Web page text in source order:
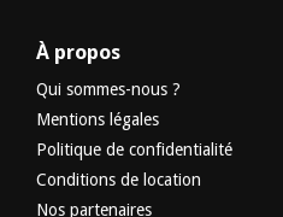
À propos
Qui sommes-nous ?
Mentions légales
Politique de confidentialité
Conditions de location
Nos partenaires